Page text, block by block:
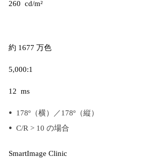
260 cd/m²
約 1677 万色
5,000:1
12 ms
178º（横）／178º（縦）
C/R > 10 の場合
SmartImage Clinic